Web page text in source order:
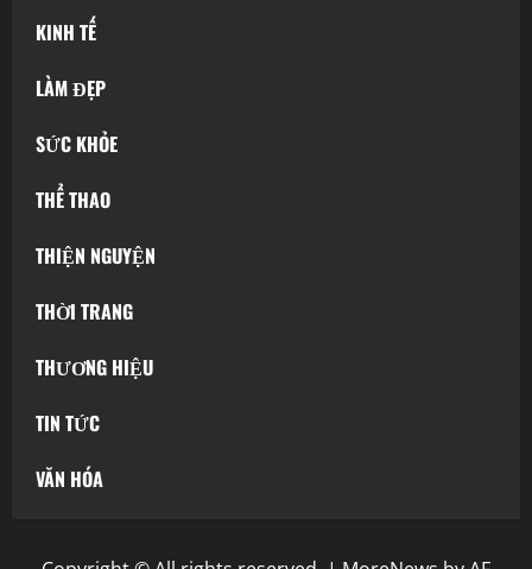
KINH TẾ
LÀM ĐẸP
SỨC KHỎE
THỂ THAO
THIỆN NGUYỆN
THỜI TRANG
THƯƠNG HIỆU
TIN TỨC
VĂN HÓA